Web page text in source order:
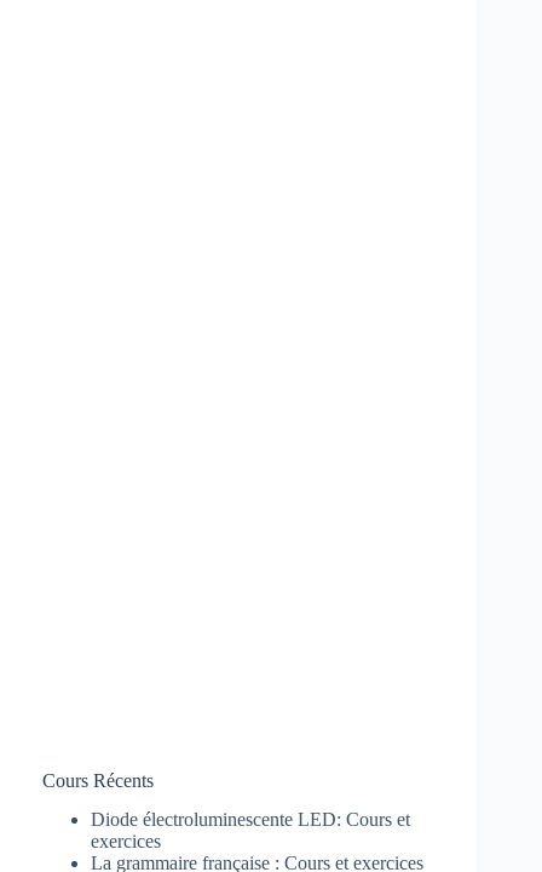
Cours Récents
Diode électroluminescente LED: Cours et
exercices
La grammaire française : Cours et exercices